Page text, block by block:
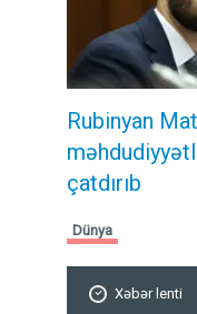
Rubinyan
çatdırıb
Dünya
Xəbər lenti